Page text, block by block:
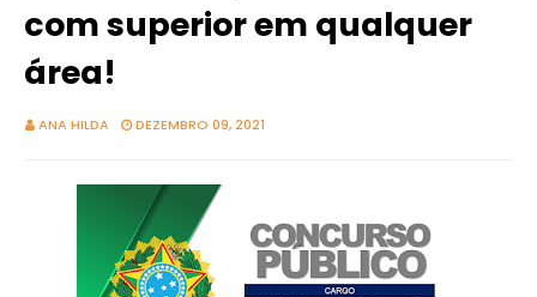
com superior em qualquer
área!
ANA HILDA DEZEMBRO 09, 2021